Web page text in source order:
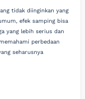
tidak diinginkan yang
efek samping bisa
yang lebih serius dan
perbedaan
seharusnya